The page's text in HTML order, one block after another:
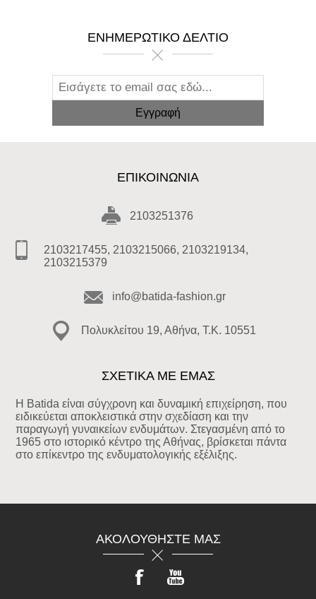
ΕΝΗΜΕΡΩΤΙΚΌ ΔΕΛΤΊΟ
ΕΠΙΚΟΙΝΩΝΊΑ
2103251376
2103217455, 2103215066, 2103219134,
2103215379
info@batida-fashion.gr
Πολυκλείτου 19, Αθήνα, T.K. 10551
ΣΧΕΤΙΚΑ ΜΕ ΕΜΑΣ
Η Batida είναι σύγχρονη και δυναμική επιχείρηση, που
ειδικεύεται αποκλειστικά στην σχεδίαση και την
παραγωγή γυναικείων ενδυμάτων. Στεγασμένη από το
1965 στο ιστορικό κέντρο της Αθήνας, βρίσκεται πάντα
στο επίκεντρο της ενδυματολογικής εξέλιξης.
ΑΚΟΛΟΥΘΉΣΤΕ ΜΑΣ